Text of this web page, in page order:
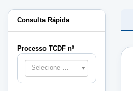
Consulta Rápida
Processo TCDF nº
Selecione o processo